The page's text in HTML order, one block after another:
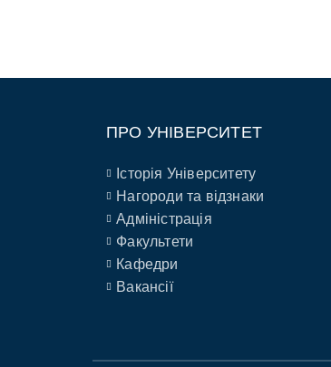
ПРО УНІВЕРСИТЕТ
Історія Університету
Нагороди та відзнаки
Адміністрація
Факультети
Кафедри
Вакансії